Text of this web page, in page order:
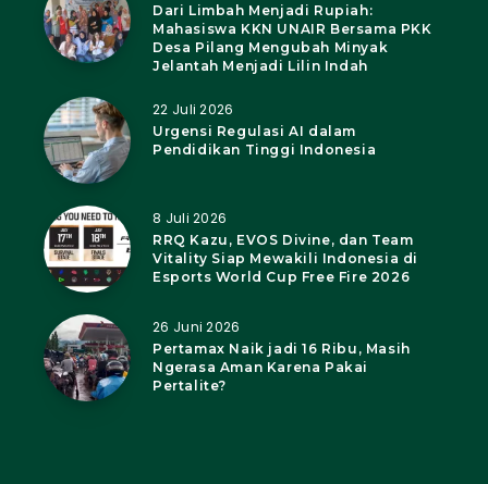
Dari Limbah Menjadi Rupiah:
Mahasiswa KKN UNAIR Bersama PKK
Desa Pilang Mengubah Minyak
Jelantah Menjadi Lilin Indah
22 Juli 2026
Urgensi Regulasi AI dalam
Pendidikan Tinggi Indonesia
8 Juli 2026
RRQ Kazu, EVOS Divine, dan Team
Vitality Siap Mewakili Indonesia di
Esports World Cup Free Fire 2026
26 Juni 2026
Pertamax Naik jadi 16 Ribu, Masih
Ngerasa Aman Karena Pakai
Pertalite?